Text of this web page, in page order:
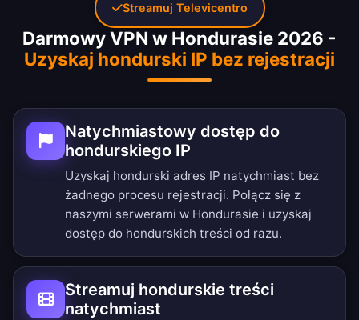
Darmowy VPN w Hondurasie 2026 -
Uzyskaj hondurski IP bez rejestracji
Natychmiastowy dostęp do
hondurskiego IP
Uzyskaj hondurski adres IP natychmiast bez
żadnego procesu rejestracji. Połącz się z
naszymi serwerami w Hondurasie i uzyskaj
dostęp do hondurskich treści od razu.
Streamuj hondurskie treści
natychmiast
Streamuj Televicentro